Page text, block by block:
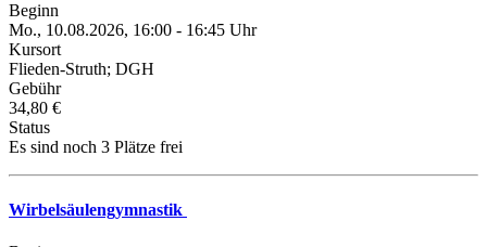
Beginn
Mo., 10.08.2026, 16:00 - 16:45 Uhr
Kursort
Flieden-Struth; DGH
Gebühr
34,80 €
Status
Es sind noch 3 Plätze frei
Wirbelsäulengymnastik